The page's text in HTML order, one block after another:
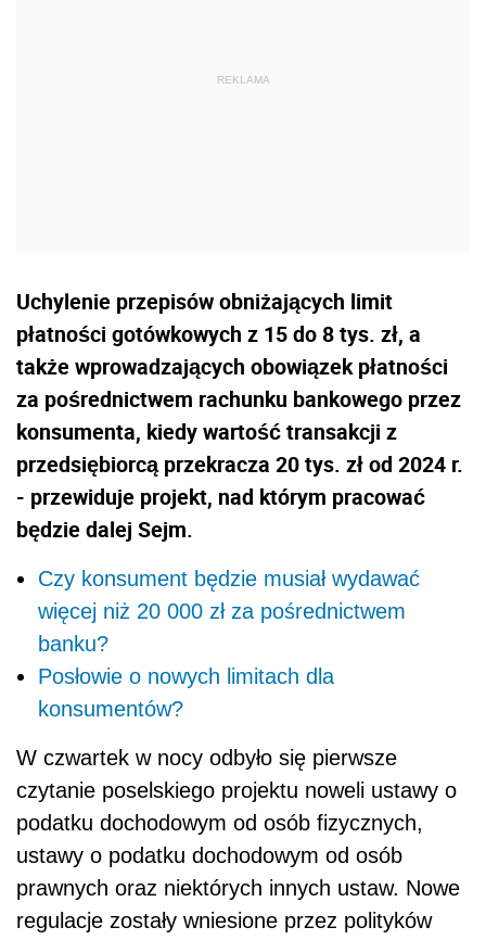
Uchylenie przepisów obniżających limit
płatności gotówkowych z 15 do 8 tys. zł, a
także wprowadzających obowiązek płatności
za pośrednictwem rachunku bankowego przez
konsumenta, kiedy wartość transakcji z
przedsiębiorcą przekracza 20 tys. zł od 2024 r.
- przewiduje projekt, nad którym pracować
będzie dalej Sejm.
Czy konsument będzie musiał wydawać
więcej niż 20 000 zł za pośrednictwem
banku?
Posłowie o nowych limitach dla
konsumentów?
W czwartek w nocy odbyło się pierwsze
czytanie poselskiego projektu noweli ustawy o
podatku dochodowym od osób fizycznych,
ustawy o podatku dochodowym od osób
prawnych oraz niektórych innych ustaw. Nowe
regulacje zostały wniesione przez polityków